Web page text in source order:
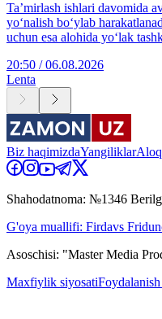
Ta’mirlash ishlari davomida
yo‘nalish bo‘ylab
uchun esa alohida yo‘lak
20:50 / 06.08.2026
Lenta
Biz haqimizdaYangiliklar
Shahodatnoma: №1346
G'oya muallifi: Firdavs
Asoschisi: "Master Media
Maxfiylik siyosati